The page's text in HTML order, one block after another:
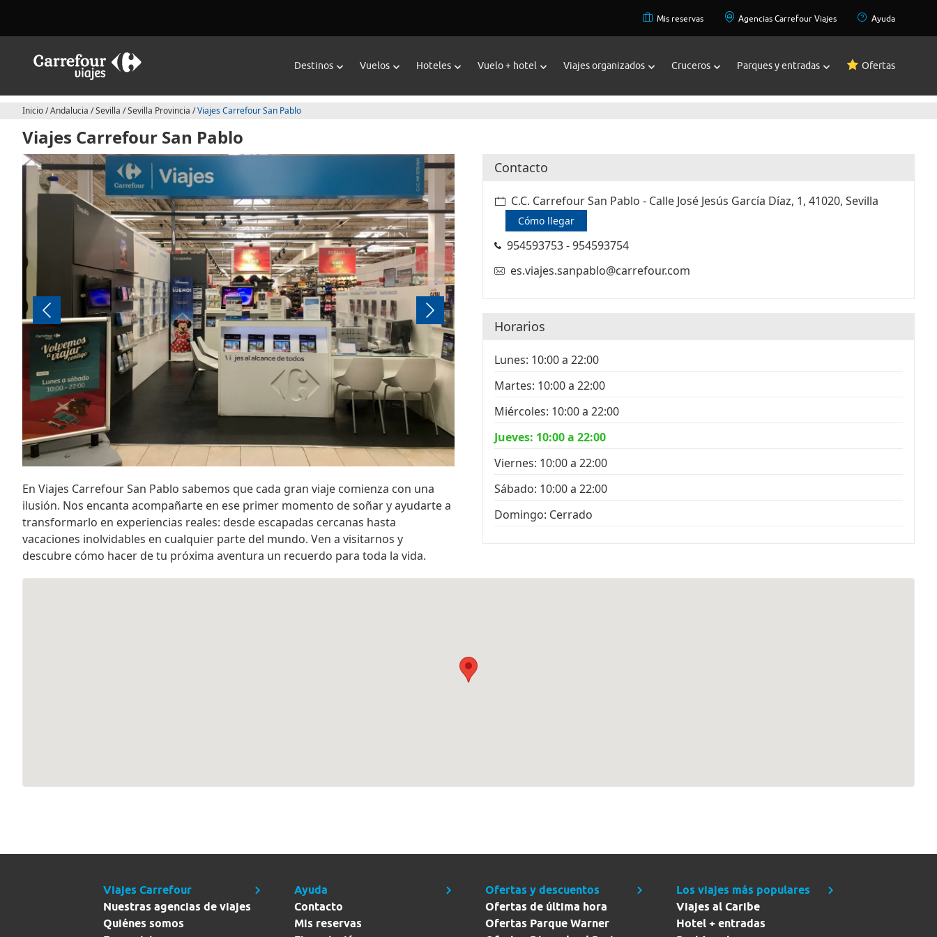
Mis reservas Agencias Carrefour Viajes Ayuda
Destinos Vuelos Hoteles Vuelo + hotel Viajes organizados Cruceros Parques y entradas Ofertas
Inicio/Andalucia /Sevilla /Sevilla Provincia /Viajes Carrefour San Pablo
Viajes Carrefour San Pablo
En Viajes Carrefour San Pablo sabemos que cada gran viaje comienza con una
ilusión. Nos encanta acompañarte en ese primer momento de soñar y ayudarte a
transformarlo en experiencias reales: desde escapadas cercanas hasta
vacaciones inolvidables en cualquier parte del mundo. Ven a visitarnos y
descubre cómo hacer de tu próxima aventura un recuerdo para toda la vida.
Contacto
C.C. Carrefour San Pablo - Calle José Jesús García Díaz, 1, 41020, Sevilla
Cómo llegar
954593753 - 954593754
es.viajes.sanpablo@carrefour.com
Horarios
Lunes: 10:00 a 22:00
Martes: 10:00 a 22:00
Miércoles: 10:00 a 22:00
Jueves: 10:00 a 22:00
Viernes: 10:00 a 22:00
Sábado: 10:00 a 22:00
Domingo: Cerrado
Viajes Carrefour
Nuestras agencias de viajes
Quiénes somos
Ayuda
Contacto
Mis reservas
Ofertas y descuentos
Ofertas de última hora
Ofertas Parque Warner
Los viajes más populares
Viajes al Caribe
Hotel + entradas